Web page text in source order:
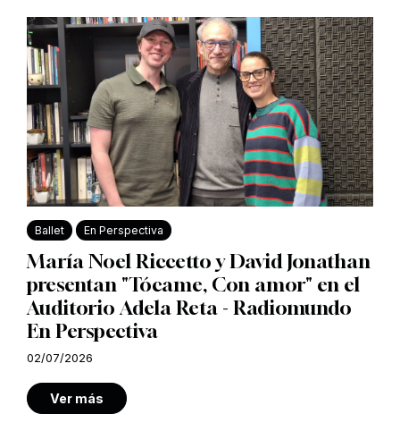
Ballet En Perspectiva
María Noel Riccetto y David Jonathan
presentan "Tócame, Con amor" en el
Auditorio Adela Reta - Radiomundo
En Perspectiva
02/07/2026
Ver más